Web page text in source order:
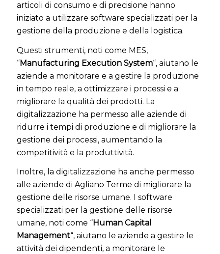
articoli di consumo e di precisione hanno
iniziato a utilizzare software specializzati per la
gestione della produzione e della logistica.
Questi strumenti, noti come MES,
“Manufacturing Execution System“, aiutano le
aziende a monitorare e a gestire la produzione
in tempo reale, a ottimizzare i processi e a
migliorare la qualità dei prodotti. La
digitalizzazione ha permesso alle aziende di
ridurre i tempi di produzione e di migliorare la
gestione dei processi, aumentando la
competitività e la produttività.
Inoltre, la digitalizzazione ha anche permesso
alle aziende di Agliano Terme di migliorare la
gestione delle risorse umane. I software
specializzati per la gestione delle risorse
umane, noti come “Human Capital
Management“, aiutano le aziende a gestire le
attività dei dipendenti, a monitorare le